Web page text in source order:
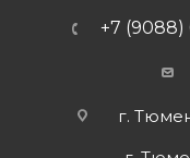
+7 (9088)
г.